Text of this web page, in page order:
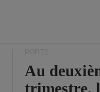
Au
trimestre,